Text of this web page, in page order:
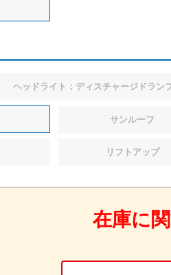
ヘッドライト：ディスチャージドラン
サンルーフ
リフトアップ
在庫に